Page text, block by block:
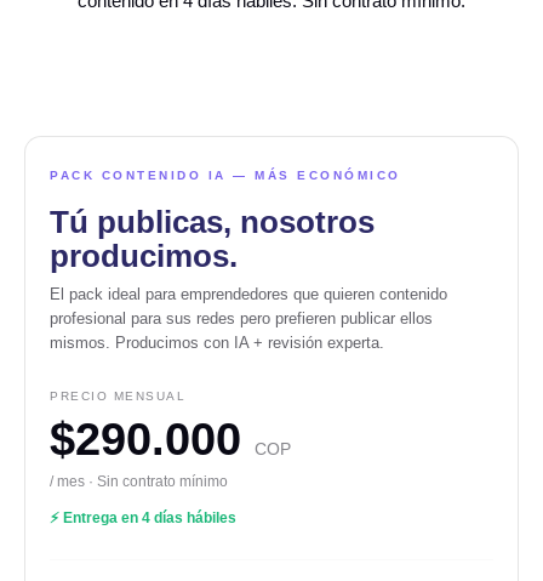
PACK CONTENIDO IA — MÁS ECONÓMICO
Tú publicas, nosotros
producimos.
El pack ideal para emprendedores que quieren contenido
profesional para sus redes pero prefieren publicar ellos
mismos. Producimos con IA + revisión experta.
PRECIO MENSUAL
$290.000 COP
/ mes · Sin contrato mínimo
⚡ Entrega en 4 días hábiles